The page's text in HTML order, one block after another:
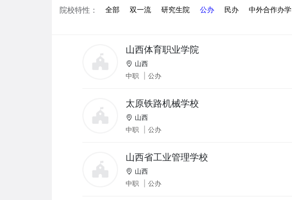
院校特性： 全部 双一流 研究生院 公办 民办 中外合作办学
山西体育职业学院
山西
中职
公办
太原铁路机械学校
山西
中职
公办
山西省工业管理学校
山西
中职
公办